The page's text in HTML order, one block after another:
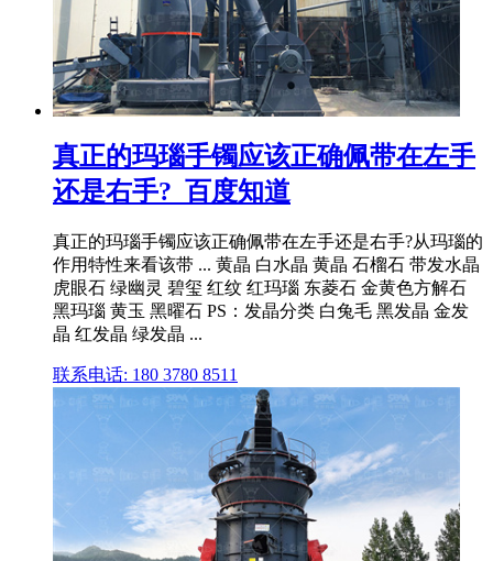
真正的玛瑙手镯应该正确佩带在左手
还是右手?_百度知道
真正的玛瑙手镯应该正确佩带在左手还是右手?从玛瑙的
作用特性来看该带 ... 黄晶 白水晶 黄晶 石榴石 带发水晶
虎眼石 绿幽灵 碧玺 红纹 红玛瑙 东菱石 金黄色方解石
黑玛瑙 黄玉 黑曜石 PS：发晶分类 白兔毛 黑发晶 金发
晶 红发晶 绿发晶 ...
联系电话: 180 3780 8511